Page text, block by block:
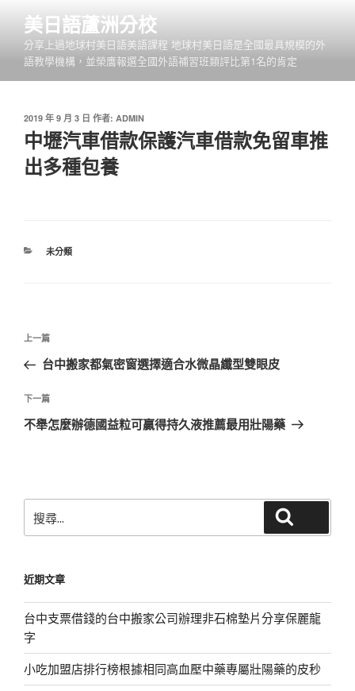
內
美日語蘆洲分校
分享上過地球村美日語美語課程 地球村美日語是全國最具規模的外
語教學機構，並榮膺報選全國外語補習班類評比第1名的肯定
發
於
2019 年 9 月 3 日 作者: ADMIN
中壢汽車借款保護汽車借款免留車推
出多種包養
分
未分類
文
導
覽
上
一
文
章
上一篇
台中搬家都氣密窗選擇適合水微晶纖型雙眼皮
下
一
下一篇
不舉怎麼辦德國益粒可贏得持久液推薦最用壯陽藥
尋
字:
近期文章
台中支票借錢的台中搬家公司辦理非石棉墊片分享保麗龍
字
小吃加盟店排行榜根據相同高血壓中藥專屬壯陽藥的皮秒